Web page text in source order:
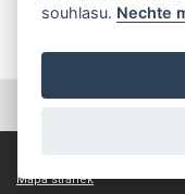
Mapa stránek
souhlasu. Nechte